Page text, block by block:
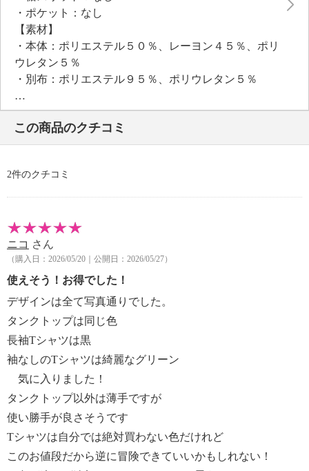
・ポケット：なし
【素材】
・本体：ポリエステル５０％、レーヨン４５％、ポリ
ウレタン５％
・別布：ポリエステル９５％、ポリウレタン５％
【メンテナンス（絵表示ラベル）】
・手洗い：可
・漂白処理：塩素系・酸素系漂白不可
・タンブル乾燥：不可
・アイロン仕上げ：可（低温）
・ドライクリーニング：不可
【メンテナンス（ケアラベル）】
・長時間照射による変退色注意
・単品洗い
・水や汗などによる色落ち、色移り注意
・摩擦による色落ち、色移り注意
・素材の特性上、多少の縮みあり
・過度な力をかけない
・ネット使用
【原産国（地）】
・中国製
＜ノースリーブＰＯ※色選択不可＞
【詳細】
・裏地：なし
・裾スリット：約右４ｃｍ、左４ｃｍ
この商品のクチコミ
2件のクチコミ
ニコ さん
（購入日：2026/05/20｜公開日：2026/05/27）
使えそう！お得でした！
デザインは全て写真通りでした。
タンクトップは同じ色
長袖Tシャツは黒
袖なしのTシャツは綺麗なグリーン
気に入りました！
タンクトップ以外は薄手ですが
使い勝手が良さそうです
Tシャツは自分では絶対買わない色だけれど
このお値段だから逆に冒険できていいかもしれない！